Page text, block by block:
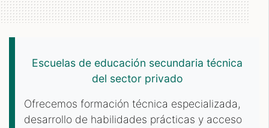
Escuelas de educación secundaria técnica
del sector privado
Ofrecemos formación técnica especializada,
desarrollo de habilidades prácticas y acceso